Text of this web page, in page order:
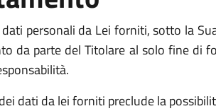
personali da Lei forniti, sotto la
da parte del Titolare al solo fine di
dati da lei forniti preclude la